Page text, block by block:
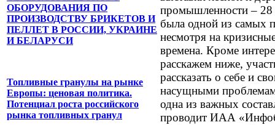
ОБОРУДОВАНИЯ ПО
ПРОИЗВОДСТВУ БРИКЕТОВ И
ПЕЛЛЕТ В РОССИИ, УКРАИНЕ
И БЕЛАРУСИ
Топливные гранулы на рынке
Европы: ценовая политика.
Потенциал роста российского
рынка топливных гранул
промышленности –
была одной из самых
несмотря на
времена. Кроме
расскажем ниже,
рассказать о себе и
насущными
одна из важных
проводит ИАА